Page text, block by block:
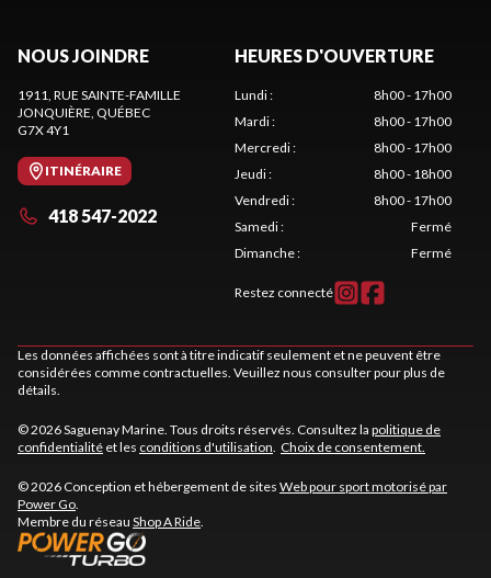
NOUS JOINDRE
1911, RUE SAINTE-FAMILLE
JONQUIÈRE, QUÉBEC
G7X 4Y1
ITINÉRAIRE
418 547-2022
HEURES D'OUVERTURE
Lundi:
8h00 - 17h00
Mardi:
8h00 - 17h00
Mercredi:
8h00 - 17h00
Jeudi:
8h00 - 18h00
Vendredi:
8h00 - 17h00
Samedi:
Fermé
Dimanche: Fermé
Restez connecté
Les données affichées sont à titre indicatif seulement et ne peuvent être
considérées comme contractuelles. Veuillez nous consulter pour plus de
détails.
© 2026 Saguenay Marine. Tous droits réservés. Consultez la politique de
confidentialité et les conditions d'utilisation. Choix de consentement.
© 2026 Conception et hébergement de sites Web pour sport motorisé par
Power Go.
Membre du réseau Shop A Ride.